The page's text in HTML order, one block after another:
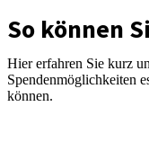
So können
Hier erfahren Sie kurz
Spendenmöglichkeiten
können.